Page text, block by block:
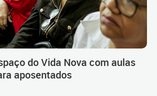
do Vida Nova com aulas
aposentados